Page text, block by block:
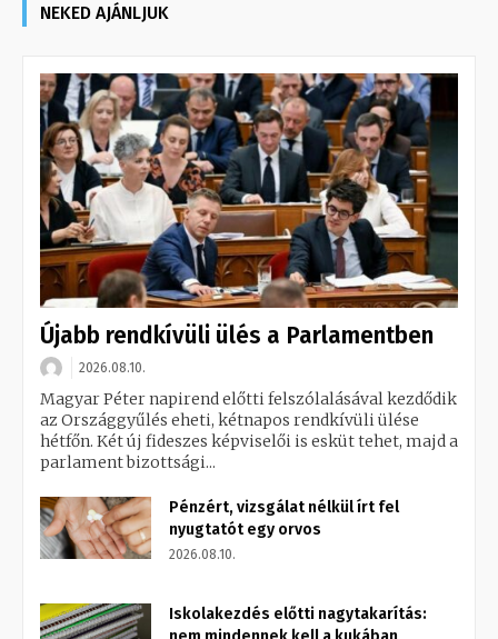
NEKED AJÁNLJUK
Újabb rendkívüli ülés a Parlamentben
2026.08.10.
Magyar Péter napirend előtti felszólalásával kezdődik
az Országgyűlés eheti, kétnapos rendkívüli ülése
hétfőn. Két új fideszes képviselői is esküt tehet, majd a
parlament bizottsági...
Pénzért, vizsgálat nélkül írt fel
nyugtatót egy orvos
2026.08.10.
Iskolakezdés előtti nagytakarítás: